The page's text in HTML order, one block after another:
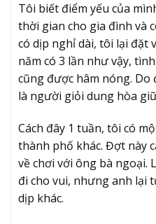
Tôi biết điểm yếu của
thời gian cho gia đình và
có dịp nghỉ dài, tôi lại đặt
năm có 3 lần như vậy,
cũng được hâm nóng.
là người giỏi dung hòa
Cách đây 1 tuần, tôi có
thành phố khác. Đợt này
về chơi với ông bà ngoại.
đi cho vui, nhưng anh lại
dịp khác.